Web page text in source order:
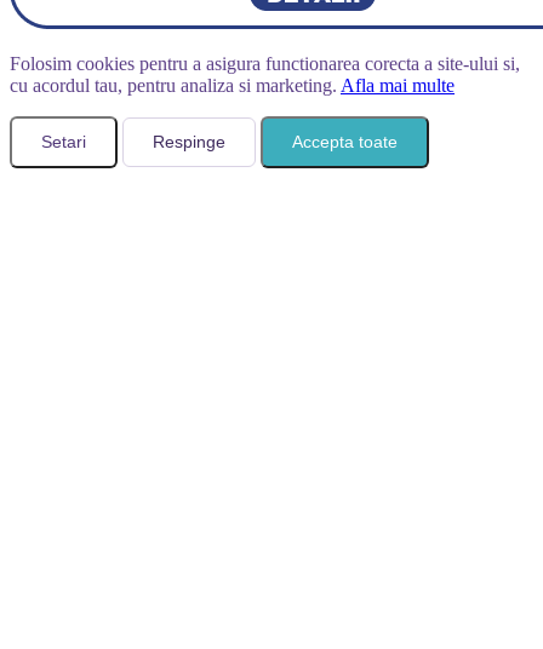
Folosim cookies pentru a asigura functionarea corecta a site-ului si,
cu acordul tau, pentru analiza si marketing. Afla mai multe
Setari Respinge Accepta toate